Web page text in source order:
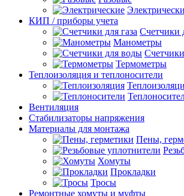
КИП / приборы учета
Счетчики
Манометры
Термометры
Теплоизоляция и теплоносители
Вентиляция
Стабилизаторы напряжения
Материалы для монтажа
Пены,
Хомуты
Прокладки
Тросы
Ремонтные хомуты и муфты